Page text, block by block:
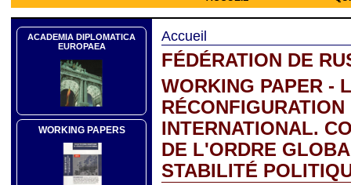
ACADEMIA DIPLOMATICA
EUROPAEA
WORKING PAPERS
Accueil
FÉDÉRATION DE
WORKING PAPER -
INTERNATIONAL.
DE L'ORDRE
STABILITÉ